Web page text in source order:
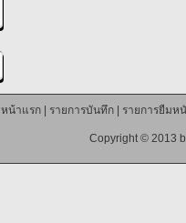
หน้าแรก| รายการบันทึก| รายการยืมห
Copyright © 2013